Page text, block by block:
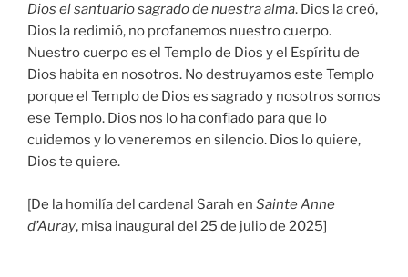
Dios el santuario sagrado de nuestra alma. Dios la creó,
Dios la redimió, no profanemos nuestro cuerpo.
Nuestro cuerpo es el Templo de Dios y el Espíritu de
Dios habita en nosotros. No destruyamos este Templo
porque el Templo de Dios es sagrado y nosotros somos
ese Templo. Dios nos lo ha confiado para que lo
cuidemos y lo veneremos en silencio. Dios lo quiere,
Dios te quiere.
[De la homilía del cardenal Sarah en Sainte Anne
d’Auray, misa inaugural del 25 de julio de 2025]